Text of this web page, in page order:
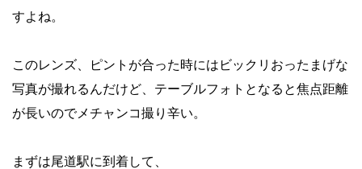
すよね。
このレンズ、ピントが合った時にはビックリおったまげな
写真が撮れるんだけど、テーブルフォトとなると焦点距離
が長いのでメチャンコ撮り辛い。
まずは尾道駅に到着して、